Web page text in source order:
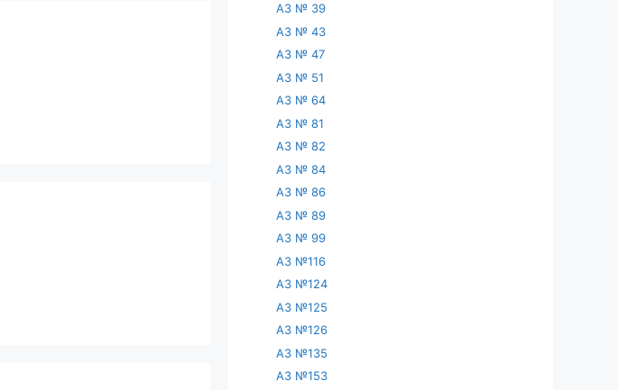
АЗ № 39
АЗ № 43
АЗ № 47
АЗ № 51
АЗ № 64
АЗ № 81
АЗ № 82
АЗ № 84
АЗ № 86
АЗ № 89
АЗ № 99
АЗ №116
АЗ №124
АЗ №125
АЗ №126
АЗ №135
АЗ №153